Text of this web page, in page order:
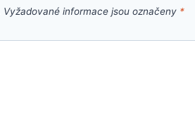
Vyžadované informace jsou označeny *